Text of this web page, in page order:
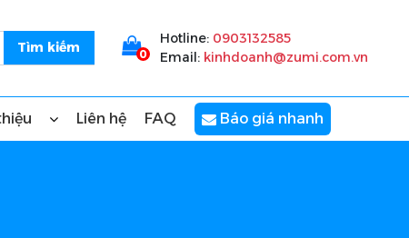
0
Hotline: 0903132585
Email: kinhdoanh@zumi.com.vn
Liên hệ FAQ Báo giá nhanh